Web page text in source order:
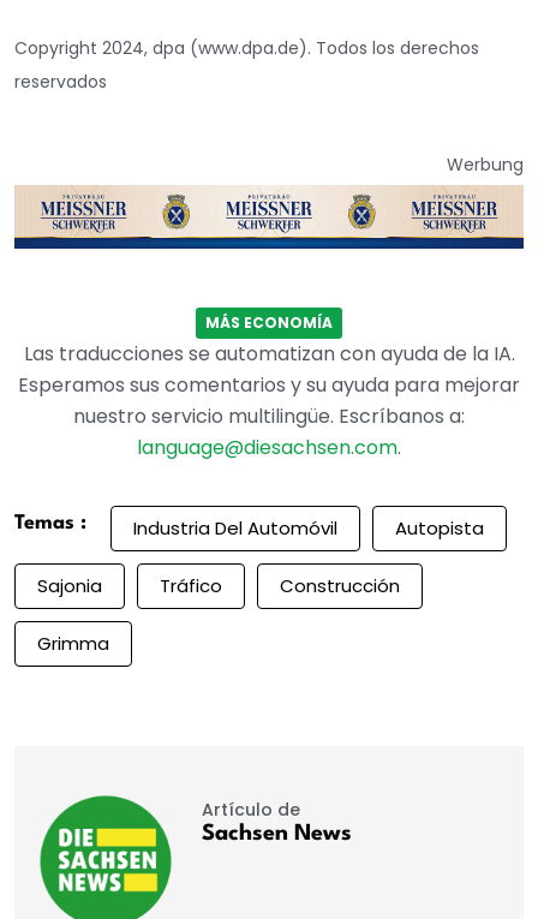
Copyright 2024, dpa (www.dpa.de). Todos los derechos
reservados
Werbung
MÁS ECONOMÍA
Las traducciones se automatizan con ayuda de la IA.
Esperamos sus comentarios y su ayuda para mejorar
nuestro servicio multilingüe. Escríbanos a:
language@diesachsen.com.
Temas : Industria Del Automóvil Autopista
Sajonia Tráfico Construcción
Grimma
Artículo de
Sachsen News